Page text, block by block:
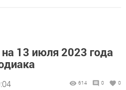
13 июля 2023 года
614 0 0